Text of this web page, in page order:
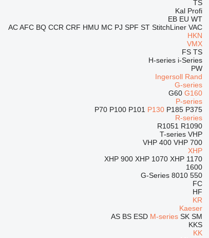
TS
Kal Profi
EB EU WT
AC AFC BQ CCR CRF HMU MC PJ SPF ST StitchLiner VAC
HKN
VMX
FS TS
H-series i-Series
PW
Ingersoll Rand
G-series
G60 G160
P-series
P70 P100 P101 P130 P185 P375
R-series
R1051 R1090
T-series VHP
VHP 400 VHP 700
XHP
XHP 900 XHP 1070 XHP 1170
1600
550
8010
G-Series
FC
HF
KR
Kaeser
AS BS ESD M-series SK SM
KKS
KK